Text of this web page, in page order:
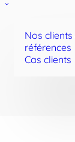
Nos clients
références
Cas clients